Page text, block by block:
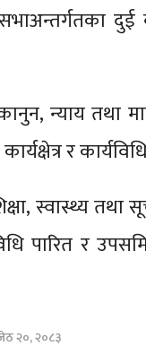
न्याय तथा
र
स्वास्थ्य तथा
पारित र
२०, २०८३